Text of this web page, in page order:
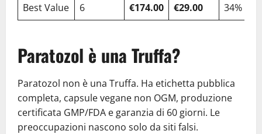
Best Value
6 €174.00 €29.00 34%
Paratozol è una Truffa?
Paratozol non è una Truffa. Ha etichetta pubblica
completa, capsule vegane non OGM, produzione
certificata GMP/FDA e garanzia di 60 giorni. Le
preoccupazioni nascono solo da siti falsi.